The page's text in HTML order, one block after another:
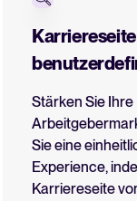
Sie Kandidat*innen
und effektiver
Stärken Sie Ihre
Sie eine
Experience,
Karriereseite